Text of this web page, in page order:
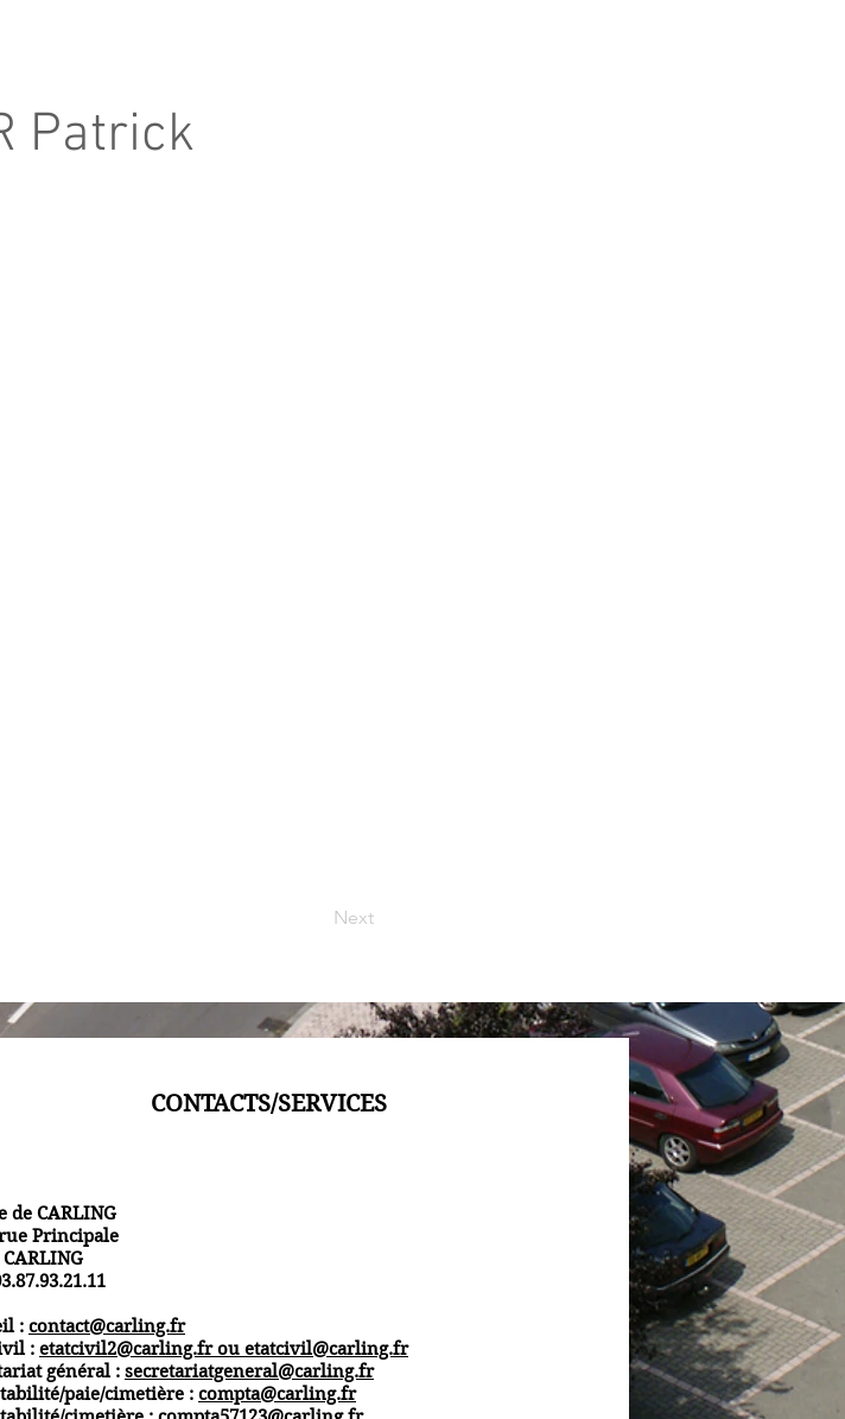
Patrick
Next
CONTACTS/SERVICES
de CARLING
Principale
CARLING
: contact@carling.fr
: etatcivil2@carling.fr ou etatcivil@carling.fr
général : secretariatgeneral@carling.fr
paie/cimetière : compta@carling.fr